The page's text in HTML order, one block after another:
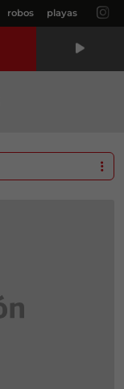
robos playas